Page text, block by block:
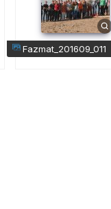
fazmat_201609_011